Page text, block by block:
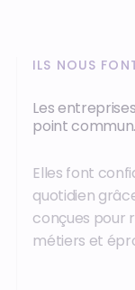
ILS NOUS
Les
point commun.
Elles font
quotidien
conçues pour
métiers et